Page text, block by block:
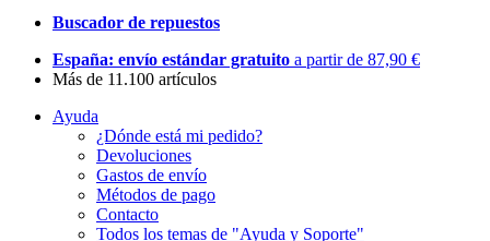
Buscador de repuestos
España: envío estándar gratuito a partir de 87,90 €
Más de 11.100 artículos
Ayuda
¿Dónde está mi pedido?
Devoluciones
Gastos de envío
Métodos de pago
Contacto
Todos los temas de "Ayuda y Soporte"